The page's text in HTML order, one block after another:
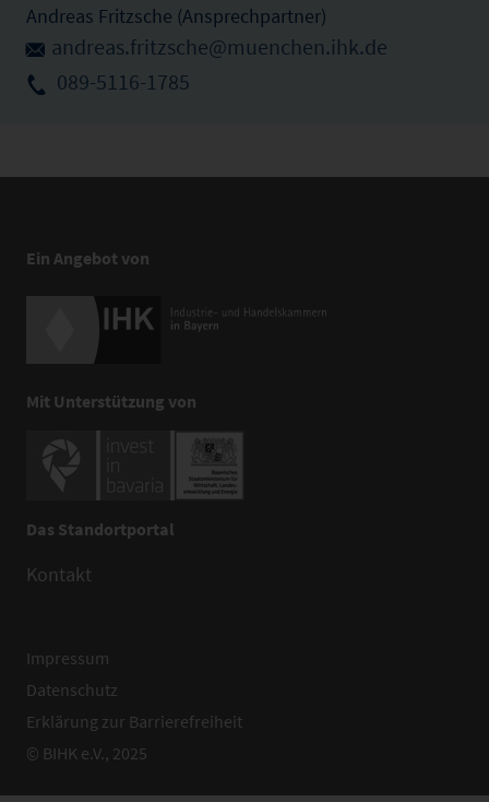
Andreas Fritzsche (Ansprechpartner)
andreas.fritzsche@muenchen.ihk.de
089-5116-1785
Ein Angebot von
Mit Unterstützung von
Das Standortportal
Kontakt
Impressum
Datenschutz
Erklärung zur Barrierefreiheit
© BIHK e.V., 2025